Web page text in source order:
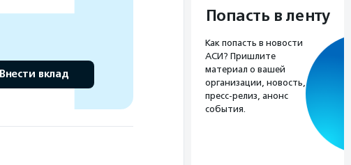
Внести вклад
Попасть в ленту
Как попасть в новости
АСИ? Пришлите
материал о вашей
организации, новость,
пресс-релиз, анонс
события.